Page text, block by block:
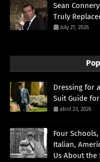
Sean
Truly
July 21, 2026
Dressing for
Suit Guide for
abril 23, 2026
Four
Italian,
Us About the